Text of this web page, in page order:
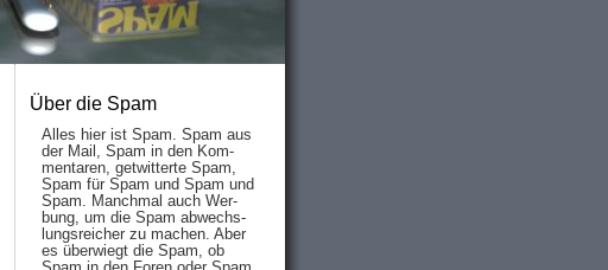
Über die Spam
Alles hier ist Spam. Spam aus
der Mail, Spam in den Kom­
men­taren, ge­twit­ter­te Spam,
Spam für Spam und Spam und
Spam. Manch­mal auch Wer­
bung, um die Spam ab­wechs­
lungs­reich­er zu mach­en. Aber
es über­wiegt die Spam, ob